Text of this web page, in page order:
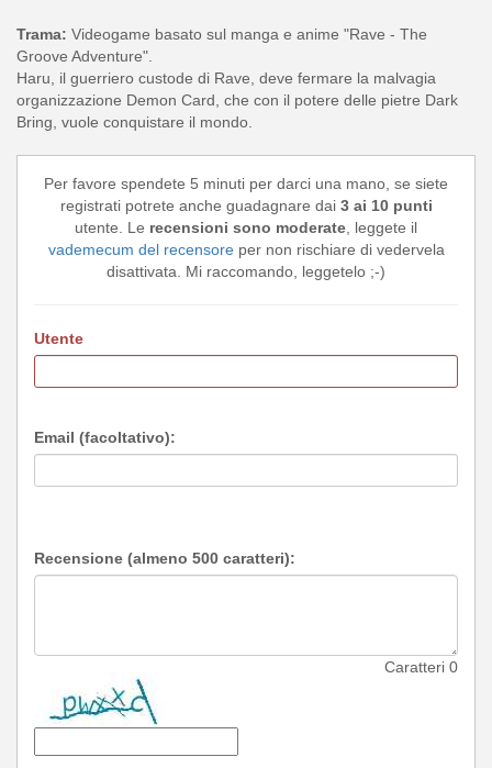
Trama: Videogame basato sul manga e anime "Rave - The
Groove Adventure".
Haru, il guerriero custode di Rave, deve fermare la malvagia
organizzazione Demon Card, che con il potere delle pietre Dark
Bring, vuole conquistare il mondo.
Per favore spendete 5 minuti per darci una mano, se siete
registrati potrete anche guadagnare dai 3 ai 10 punti
utente. Le recensioni sono moderate, leggete il
vademecum del recensoreper non rischiare di vedervela
disattivata. Mi raccomando, leggetelo ;-)
Utente
Email (facoltativo):
Recensione (almeno 500 caratteri):
Caratteri 0